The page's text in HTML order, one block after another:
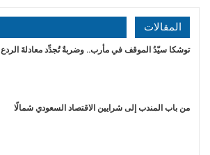
المقالات
توشكا سيّدُ الموقف في مأرب.. وضربةٌ تُجدِّد معادلةَ الردع
من باب المندب إلى شرايين الاقتصاد السعودي شمالًا